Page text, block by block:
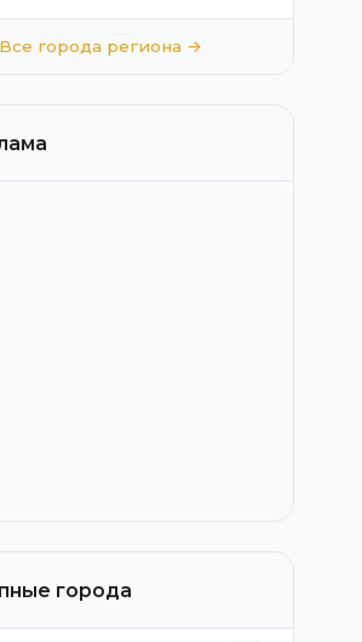
Все города региона →
города